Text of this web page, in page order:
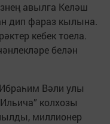
авылга Келәш
дип фараз кылына.
кебек тоела.
белән
Вәли улы
колхозы
миллионер